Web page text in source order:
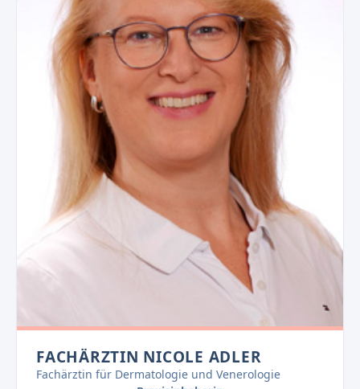
FACHÄRZTIN NICOLE ADLER
Fachärztin für Dermatologie und Venerologie